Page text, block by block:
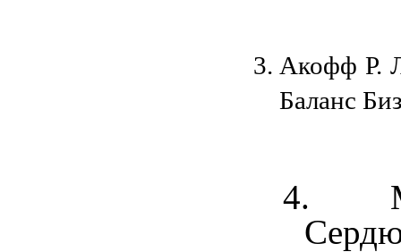
Акофф Р.
Баланс
4.